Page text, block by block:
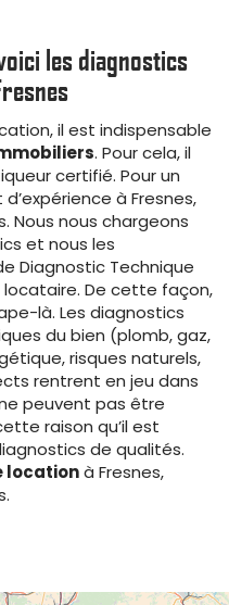
les diagnostics
il est indispensable
. Pour cela, il
certifié. Pour un
à Fresnes,
Nous nous chargeons
et nous les
Diagnostic Technique
De cette façon,
là. Les diagnostics
du bien (plomb, gaz,
risques naturels,
rentrent en jeu dans
peuvent pas être
raison qu’il est
de qualités.
locationà Fresnes,